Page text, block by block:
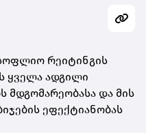
რეიტინგის
ყველა ადგილი
მდგომარეობასა და მის
ეფექტიანობას